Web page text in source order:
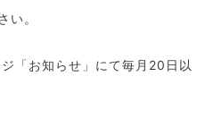
い。
「お知らせ」にて毎月20日以